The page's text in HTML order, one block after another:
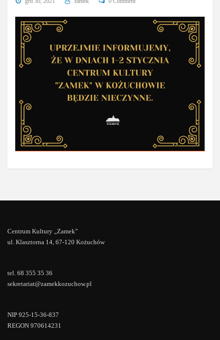
Centrum Kultury „Zamek”
ul. Klasztorna 14, 67-120 Kożuchów
tel. 68 355 35 36
sekretariat@zamekkozuchow.pl
NIP 925-15-36-837
REGON 970614231